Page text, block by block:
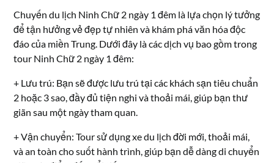
Chuyến du lịch Ninh Chữ 2 ngày 1 đêm là lựa chọn lý tưởng
để tận hưởng vẻ đẹp tự nhiên và khám phá văn hóa độc
đáo của miền Trung. Dưới đây là các dịch vụ bao gồm trong
tour Ninh Chữ 2 ngày 1 đêm:
+ Lưu trú: Bạn sẽ được lưu trú tại các khách sạn tiêu chuẩn
2 hoặc 3 sao, đầy đủ tiện nghi và thoải mái, giúp bạn thư
giãn sau một ngày tham quan.
+ Vận chuyển: Tour sử dụng xe du lịch đời mới, thoải mái,
và an toàn cho suốt hành trình, giúp bạn dễ dàng di chuyển